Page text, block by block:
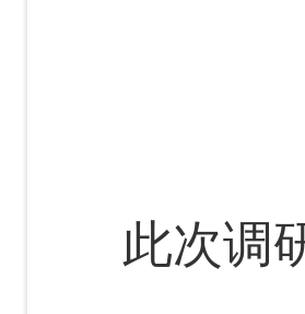
此次调